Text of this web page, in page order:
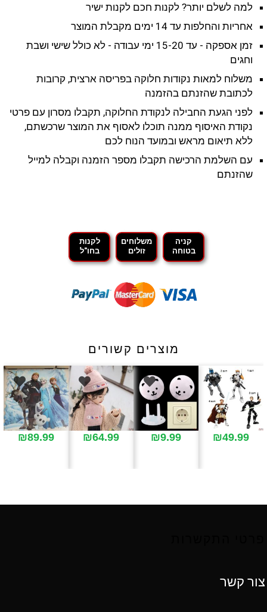
למה לשלם יותר? לקנות חכם לקנות ישיר
אחריות והחלפות עד 14 ימים מקבלת המוצר
זמן אספקה - עד 15-20 ימי עבודה - לא כולל שישי ושבת
וחגים
משלוח למאות נקודות חלוקה בפריסה ארצית, קרובות
לכתובת שהזנתם בהזמנה
לפני הגעת החבילה לנקודת החלוקה, תקבלו מסרון עם פרטי
נקודת האיסוף ממנה תוכלו לאסוף את המוצר שרכשתם,
ללא תיאום מראש ובמועד הנוח לכם
עם השלמת הרכישה תקבלו מספר הזמנה וקבלה למייל
שהזנתם
קניה
בטוחה
משלוחים
זולים
לקנות
בחו"ל
מוצרים קשורים
₪49.99
₪9.99
₪64.99
₪89.99
צור קשר